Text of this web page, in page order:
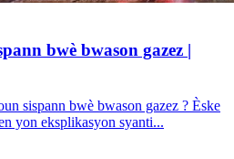
bwè bwason gazez |
sispann bwè bwason gazez ? Èske
yon eksplikasyon syanti...